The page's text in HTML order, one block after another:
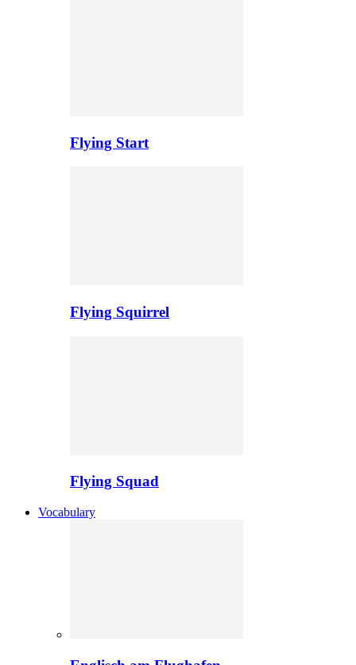
Flying Start
Flying Squirrel
Flying Squad
Vocabulary